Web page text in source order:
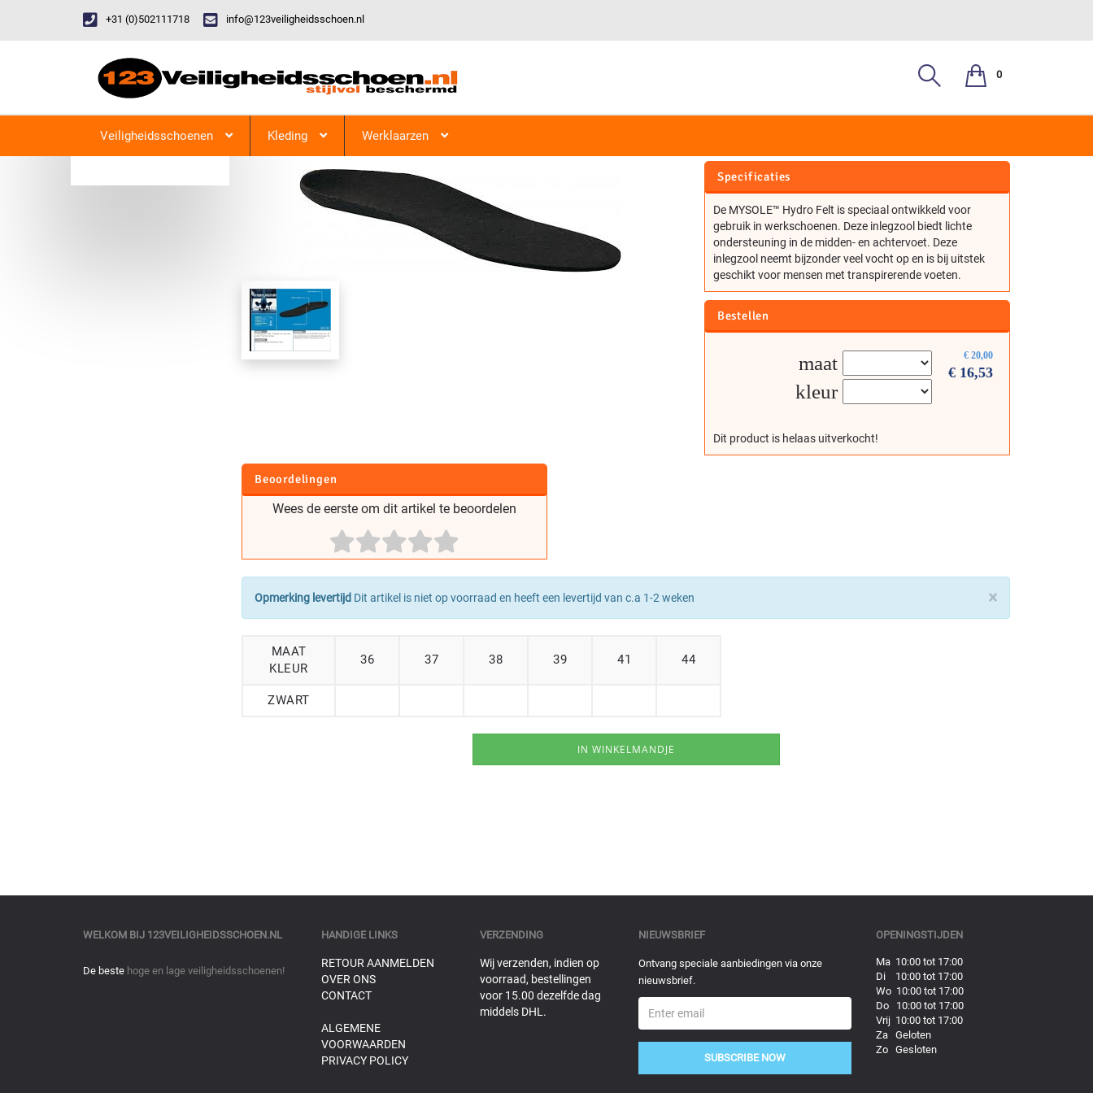
+31 (0)502111718 info@123veiligheidsschoen.nl
0
Veiligheidsschoenen Kleding Werklaarzen
Specificaties
De MYSOLE™ Hydro Felt is speciaal ontwikkeld voor
gebruik in werkschoenen. Deze inlegzool biedt lichte
ondersteuning in de midden- en achtervoet. Deze
inlegzool neemt bijzonder veel vocht op en is bij uitstek
geschikt voor mensen met transpirerende voeten.
Bestellen
€ 20,00
€ 16,53
maat
kleur
Dit product is helaas uitverkocht!
Beoordelingen
Wees de eerste om dit artikel te beoordelen
×
Opmerking levertijd Dit artikel is niet op voorraad en heeft een levertijd van c.a 1-2 weken
MAAT
KLEUR
36 37 38 39 41 44
ZWART
WELKOM BIJ 123VEILIGHEIDSSCHOEN.NL
De beste hoge en lage veiligheidsschoenen!
HANDIGE LINKS
RETOUR AANMELDEN
OVER ONS
CONTACT
ALGEMENE
VOORWAARDEN
PRIVACY POLICY
VERZENDING
Wij verzenden, indien op
voorraad, bestellingen
voor 15.00 dezelfde dag
middels DHL.
NIEUWSBRIEF
Ontvang speciale aanbiedingen via onze
nieuwsbrief.
SUBSCRIBE NOW
OPENINGSTIJDEN
Ma 10:00 tot 17:00
Di 10:00 tot 17:00
Wo 10:00 tot 17:00
Do 10:00 tot 17:00
Vrij 10:00 tot 17:00
Za Geloten
Zo Gesloten